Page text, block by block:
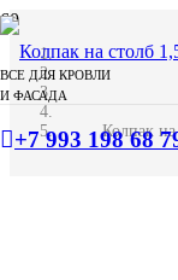
ВСЕ ДЛЯ КРОВЛИ
И ФАСАДА
+7 993 198 68
Колпак